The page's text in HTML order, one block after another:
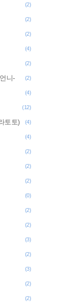
(2)
(2)
(2)
(4)
(2)
니- (2)
(4)
(12)
토토) (4)
(4)
(2)
(2)
(2)
(0)
(2)
(2)
(3)
(2)
(3)
(2)
(2)